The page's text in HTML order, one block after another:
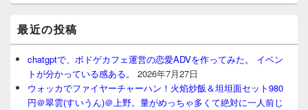
最近の投稿
chatgptで、ボドゲカフェ運営の恋愛ADVを作ってみた。 イベン
トが分かっている感ある。
2026年7月27日
ウォッカでファイヤーチャーハン！火焰炒飯＆坦坦面セット980
円＠翠雲(すいうん)＠上野。量がめっちゃ多くて絶対に一人前じ